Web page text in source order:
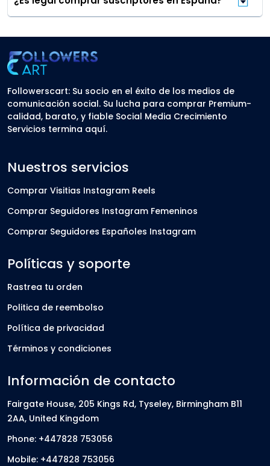
Followerscart: Su socio en el éxito de los medios de
comunicación social. Su lucha para comprar Premium-
calidad, barato, y fiable Social Media Crecimiento
Servicios termina aquí.
Nuestros servicios
Comprar Visitias Instagram Reels
Comprar Seguidores Instagram Femeninos
Comprar Seguidores Españoles Instagram
Políticas y soporte
Rastrea tu orden
Politica de reembolso
Política de privacidad
Términos y condiciones
Información de contacto
Fairgate House, 205 Kings Rd, Tyseley, Birmingham B11
2AA, United Kingdom
Phone: +447828 753056
Mobile: +447828 753056